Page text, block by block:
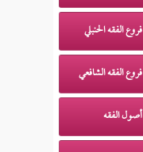
فروع الفقه الحنبلي
فروع الفقه الشافعي
أصول الفقه